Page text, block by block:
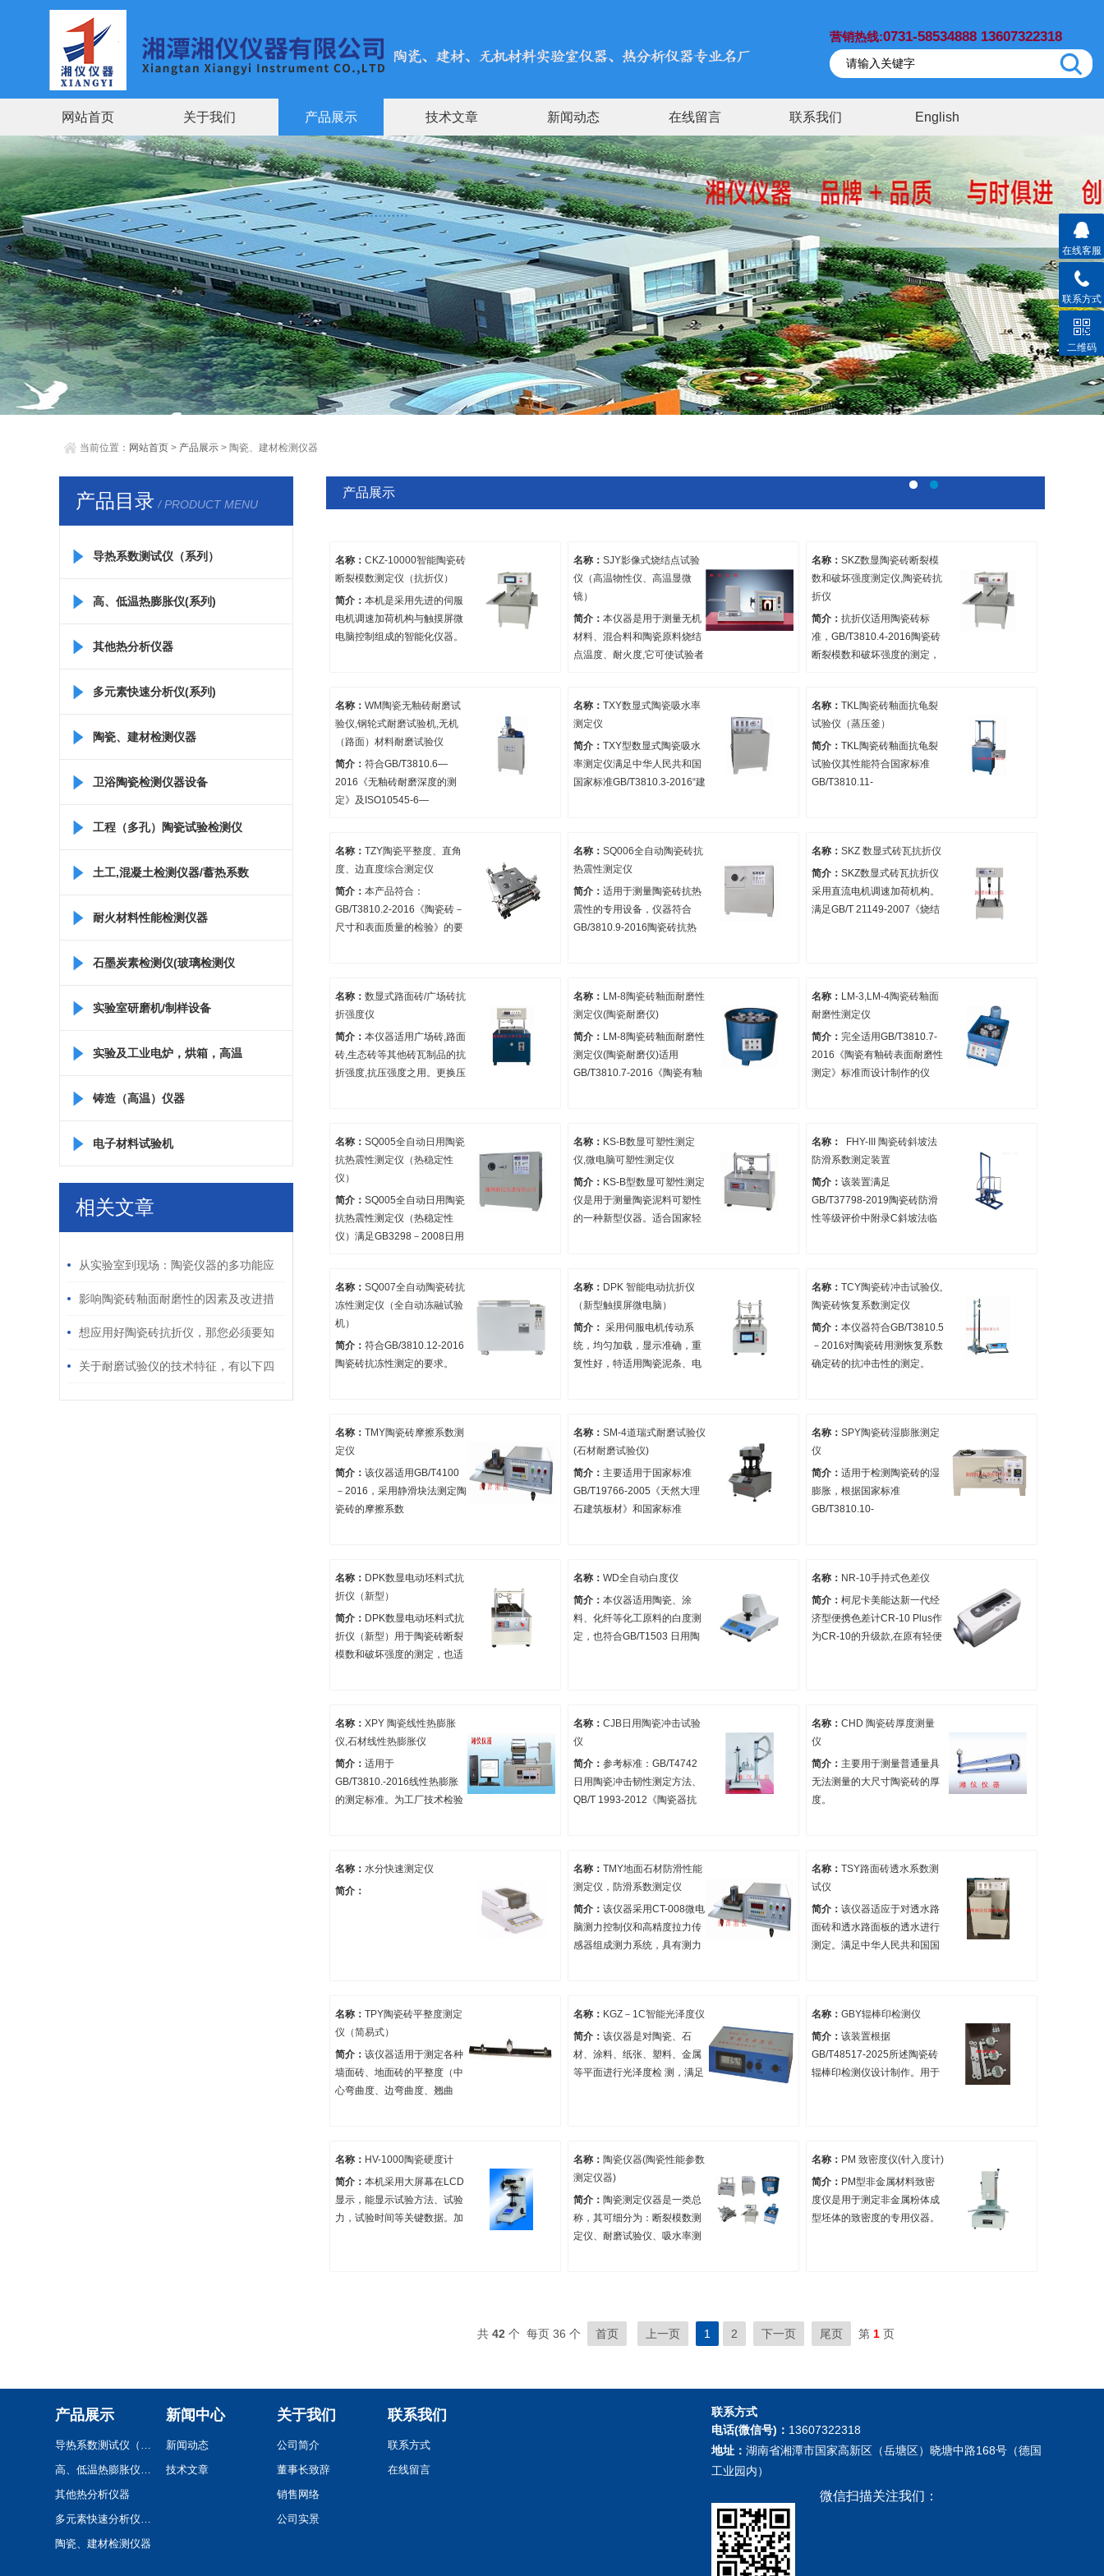
营销热线:0731-58534888 13607322318
网站首页 关于我们 产品展示 技术文章 新闻动态 在线留言 联系我们 English
当前位置： 网站首页 > 产品展示 > 陶瓷、建材检测仪器
产品目录 / PRODUCT MENU
导热系数测试仪（系列）
高、低温热膨胀仪(系列)
其他热分析仪器
多元素快速分析仪(系列)
陶瓷、建材检测仪器
卫浴陶瓷检测仪器设备
工程（多孔）陶瓷试验检测仪
器
土工,混凝土检测仪器/蓄热系数
仪/比热容测定仪
耐火材料性能检测仪器
石墨炭素检测仪(玻璃检测仪
器)
实验室研磨机/制样设备
实验及工业电炉，烘箱，高温
箱
铸造（高温）仪器
电子材料试验机
相关文章
从实验室到现场：陶瓷仪器的多功能应
用 影响陶瓷砖釉面耐磨性的因素及改进措
施 想应用好陶瓷砖抗折仪，那您必须要知
道它的行业标准
关于耐磨试验仪的技术特征，有以下四
产品展示
名称： CKZ-10000智能陶瓷砖
断裂模数测定仪（抗折仪）
简介： 本机是采用先进的伺服
电机调速加荷机构与触摸屏微
电脑控制组成的智能化仪器。
4:2014《陶瓷砖试验方法-断
裂模数和破坏强度的测定》，
也适用于测量工程陶瓷、电
瓷、日用陶瓷、陶管、砖瓦制
品的抗折强度、抗压强度、弹
性模量测试之用。更换夹具还
名称： SJY影像式烧结点试验
仪（高温物性仪、高温显微
镜）
简介： 本仪器是用于测量无机
材料、混合料和陶瓷原料烧结
点温度、耐火度,它可使试验者
缩、膨胀纯化及完全球化,烧
结,软化点,球状点,半球状点,熔
化点等情况并得知各种情况发
生时的相应温度。
名称： SKZ数显陶瓷砖断裂模
数和破坏强度测定仪,陶瓷砖抗
折仪
简介： 抗折仪适用陶瓷砖标
准，GB/T3810.4-2016陶瓷砖
断裂模数和破坏强度的测定，
品的抗折强度,抗压强度之用。
更换压具该仪器还适用下列标
准，实现一机多用。
名称： WM陶瓷无釉砖耐磨试
验仪,钢轮式耐磨试验机,无机
（路面）材料耐磨试验仪
简介： 符合GB/T3810.6—
2016《无釉砖耐磨深度的测
定》及ISO10545-6—
机地面材料耐磨试验方法》对
试验仪器的要求。
名称： TXY数显式陶瓷吸水率
测定仪
简介： TXY型数显式陶瓷吸水
率测定仪满足中华人民共和国
国家标准GB/T3810.3-2016“建
名称： TKL陶瓷砖釉面抗龟裂
试验仪（蒸压釜）
简介： TKL陶瓷砖釉面抗龟裂
试验仪其性能符合国家标准
GB/T3810.11-
行标QB/T4253-2011日用陶瓷
抗釉裂测定方法。
名称： TZY陶瓷平整度、直角
度、边直度综合测定仪
简介： 本产品符合：
GB/T3810.2-2016《陶瓷砖－
尺寸和表面质量的检验》的要
名称： SQ006全自动陶瓷砖抗
热震性测定仪
简介： 适用于测量陶瓷砖抗热
震性的专用设备，仪器符合
GB/3810.9-2016陶瓷砖抗热
名称： SKZ 数显式砖瓦抗折仪
简介： SKZ数显式砖瓦抗折仪
采用直流电机调速加荷机构。
满足GB/T 21149-2007《烧结
名称： 数显式路面砖/广场砖抗
折强度仪
简介： 本仪器适用广场砖,路面
砖,生态砖等其他砖瓦制品的抗
折强度,抗压强度之用。更换压
名称： LM-8陶瓷砖釉面耐磨性
测定仪(陶瓷耐磨仪)
简介： LM-8陶瓷砖釉面耐磨性
测定仪(陶瓷耐磨仪)适用
GB/T3810.7-2016《陶瓷有釉
名称： LM-3,LM-4陶瓷砖釉面
耐磨性测定仪
简介： 完全适用GB/T3810.7-
2016《陶瓷有釉砖表面耐磨性
测定》标准而设计制作的仪
差别分类。
名称： SQ005全自动日用陶瓷
抗热震性测定仪（热稳定性
仪）
简介： SQ005全自动日用陶瓷
抗热震性测定仪（热稳定性
仪）满足GB3298－2008日用
其它硅酸制品抗热震性,热稳定
性测试。
名称： KS-B数显可塑性测定
仪,微电脑可塑性测定仪
简介： KS-B型数显可塑性测定
仪是用于测量陶瓷泥料可塑性
的一种新型仪器。适合国家轻
名称：
FHY-III 陶瓷砖斜坡法
防滑系数测定装置
简介： 该装置满足
GB/T37798-2019陶瓷砖防滑
性等级评价中附录C斜坡法临
名称： SQ007全自动陶瓷砖抗
冻性测定仪（全自动冻融试验
机）
简介： 符合GB/3810.12-2016
陶瓷砖抗冻性测定的要求。
名称： DPK 智能电动抗折仪
（新型触摸屏微电脑）
简介： 采用伺服电机传动系
统，均匀加载，显示准确，重
复性好，特适用陶瓷泥条、电
名称： TCY陶瓷砖冲击试验仪,
陶瓷砖恢复系数测定仪
简介： 本仪器符合GB/T3810.5
－2016对陶瓷砖用测恢复系数
确定砖的抗冲击性的测定。
名称： TMY陶瓷砖摩擦系数测
定仪
简介： 该仪器适用GB/T4100
－2016，采用静滑块法测定陶
瓷砖的摩擦系数
名称： SM-4道瑞式耐磨试验仪
(石材耐磨试验仪)
简介： 主要适用于国家标准
GB/T19766-2005《天然大理
石建筑板材》和国家标准
ASTMC241-90“Standard Test
Method for Abrasion
Resistance of Stone
Subjected to Foot Traffic”, 符
磨性或耐磨度试验方法的规定
要求。
名称： SPY陶瓷砖湿膨胀测定
仪
简介： 适用于检测陶瓷砖的湿
膨胀，根据国家标准
GB/T3810.10-
名称： DPK数显电动坯料式抗
折仪（新型）
简介： DPK数显电动坯料式抗
折仪（新型）用于陶瓷砖断裂
模数和破坏强度的测定，也适
名称： WD全自动白度仪
简介： 本仪器适用陶瓷、涂
料、化纤等化工原料的白度测
定，也符合GB/T1503 日用陶
名称： NR-10手持式色差仪
简介： 柯尼卡美能达新一代经
济型便携色差计CR-10 Plus作
为CR-10的升级款,在原有轻便
量并给出即时结果，帮助企业
实现高效的供应商与产品的质
量控制。
名称： XPY 陶瓷线性热膨胀
仪,石材线性热膨胀仪
简介： 适用于
GB/T3810.-2016线性热膨胀
的测定标准。为工厂技术检验
名称： CJB日用陶瓷冲击试验
仪
简介： 参考标准：GB/T4742
日用陶瓷冲击韧性测定方法、
QB/T 1993-2012《陶瓷器抗
名称： CHD 陶瓷砖厚度测量
仪
简介： 主要用于测量普通量具
无法测量的大尺寸陶瓷砖的厚
度。
名称： 水分快速测定仪
简介：
名称： TMY地面石材防滑性能
测定仪，防滑系数测定仪
简介： 该仪器采用CT-008微电
脑测力控制仪和高精度拉力传
感器组成测力系统，具有测力
JC/T1050-2007地面石材防滑
性能等级划分及试验方法的要
求，是地面石材防滑系数测定
的理想设备。
名称： TSY路面砖透水系数测
试仪
简介： 该仪器适应于对透水路
面砖和透水路面板的透水进行
测定。满足中华人民共和国国
也满足标准JC/T 945-
2005《透水砖-透水系数测试
方法》的要求。该仪器用于测
定园柱形试样的透水系数，其
名称： TPY陶瓷砖平整度测定
仪（简易式）
简介： 该仪器适用于测定各种
墙面砖、地面砖的平整度（中
心弯曲度、边弯曲度、翘曲
名称： KGZ－1C智能光泽度仪
简介： 该仪器是对陶瓷、石
材、涂料、纸张、塑料、金属
等平面进行光泽度检 测，满足
名称： GBY辊棒印检测仪
简介： 该装置根据
GB/T48517-2025所述陶瓷砖
辊棒印检测仪设计制作。用于
名称： HV-1000陶瓷硬度计
简介： 本机采用大屏幕在LCD
显示，能显示试验方法、试验
力，试验时间等关键数据。加
机械技术和光电技术的新型显
该机采用计算机软件编程，光
学测量系统。能调节测量光源
名称： 陶瓷仪器(陶瓷性能参数
测定仪器)
简介： 陶瓷测定仪器是一类总
称，其可细分为：断裂模数测
定仪、耐磨试验仪、吸水率测
名称： PM 致密度仪(针入度计)
简介： PM型非金属材料致密
度仪是用于测定非金属粉体成
型坯体的致密度的专用仪器。
锈钢制成。 一般非金属材料坯
体的硬度都比较低，因此试验
共 42 个 每页 36 个 首页 上一页 1 2 下一页 尾页 第 1页
产品展示
导热系数测试仪（系列）
高、低温热膨胀仪(系列)
其他热分析仪器
多元素快速分析仪(系列)
陶瓷、建材检测仪器
新闻中心
新闻动态
技术文章
关于我们
公司简介
董事长致辞
销售网络
公司实景
联系我们
联系方式
在线留言
联系方式
电话(微信号)： 13607322318
地址： 湖南省湘潭市国家高新区（岳塘区）晓塘中路168号（德国
工业园内）
微信扫描关注我们：
在线客服
联系方式
二维码